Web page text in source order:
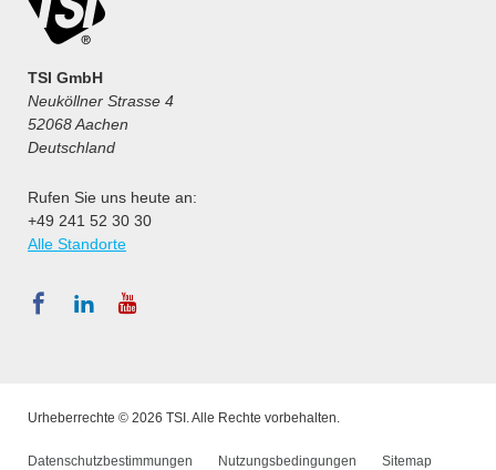
TSI GmbH
Neuköllner Strasse 4
52068 Aachen
Deutschland
Rufen Sie uns heute an:
+49 241 52 30 30
Alle Standorte
Urheberrechte © 2026 TSI. Alle Rechte vorbehalten.
Datenschutzbestimmungen Nutzungsbedingungen Sitemap